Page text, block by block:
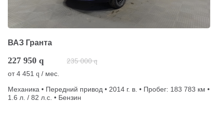
ВАЗ Гранта
227 950 q 235 000 q
от4 451 q / мес.
Механика • Передний привод • 2014 г. в. • Пробег: 183 783 км •
1.6 л. / 82 л.с. • Бензин